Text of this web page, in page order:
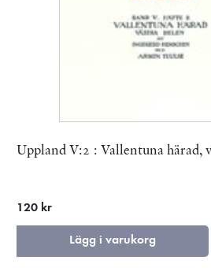
Uppland V:2 : Vallentuna härad,
120 kr
Lägg i varukorg